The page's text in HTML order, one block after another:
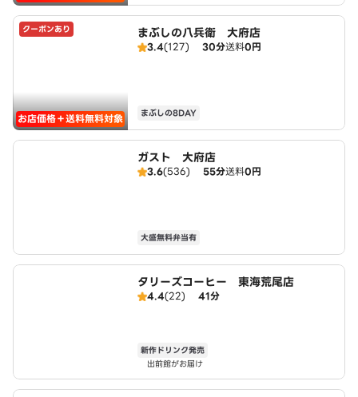
クーポンあり
お店価格＋送料無料対象
まぶしの八兵衛 大府店
3.4(127) 30分送料0円
まぶしの8DAY
ガスト 大府店
3.6(536) 55分送料0円
大盛無料弁当有
タリーズコーヒー 東海荒尾店
4.4(22) 41分
新作ドリンク発売
出前館がお届け